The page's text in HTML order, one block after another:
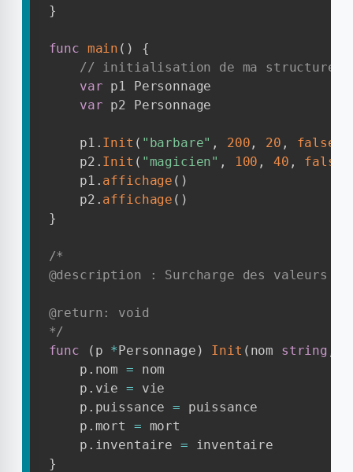
}
func main ( )
{
// initialisation de ma structure
var p1 Personnage
var p2 Personnage
    p1
. Init ( "barbare" , 200 , 20 , false
    p2
. Init ( "magicien" , 100 , 40 , false
    p1
. affichage ( )
    p2
. affichage ( )
}
/*
@description : Surcharge des valeurs
@return: void
*/
func
( p *Personnage ) Init ( nom string
    p
. nom = nom
    p
. vie = vie
    p
. puissance = puissance
    p
. mort = mort
    p
. inventaire =
}